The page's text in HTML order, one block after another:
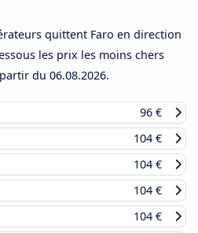
quittent Faro en direction
les prix les moins chers
du 06.08.2026.
96 €
104 €
104 €
104 €
104 €